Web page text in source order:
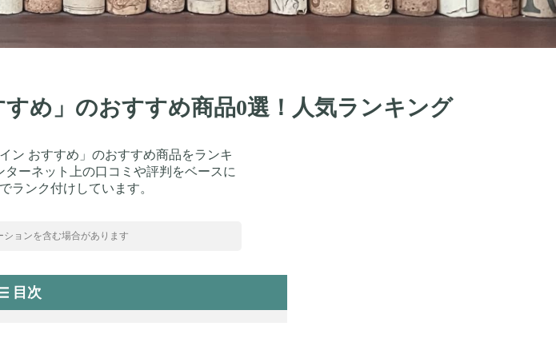
すめ」のおすすめ商品0選！人気ランキング
ン おすすめ」のおすすめ商品をランキ
ーネット上の口コミや評判をベースに
でランク付けしています。
ョンを含む場合があります
目次